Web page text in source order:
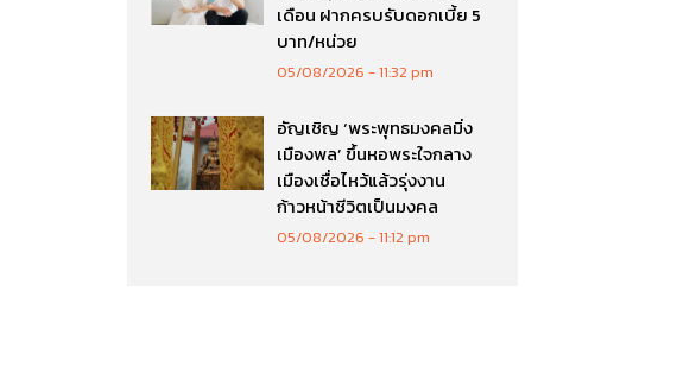
เดือน ฝากครบรับดอกเบี้ย 5
บาท/หน่วย
05/08/2026 11:32 pm
อัญเชิญ ‘พระพุทธมงคลมิ่ง
เมืองพล’ ขึ้นหอพระใจกลาง
เมืองเชื่อไหว้แล้วรุ่งงาน
ก้าวหน้าชีวิตเป็นมงคล
05/08/2026 11:12 pm